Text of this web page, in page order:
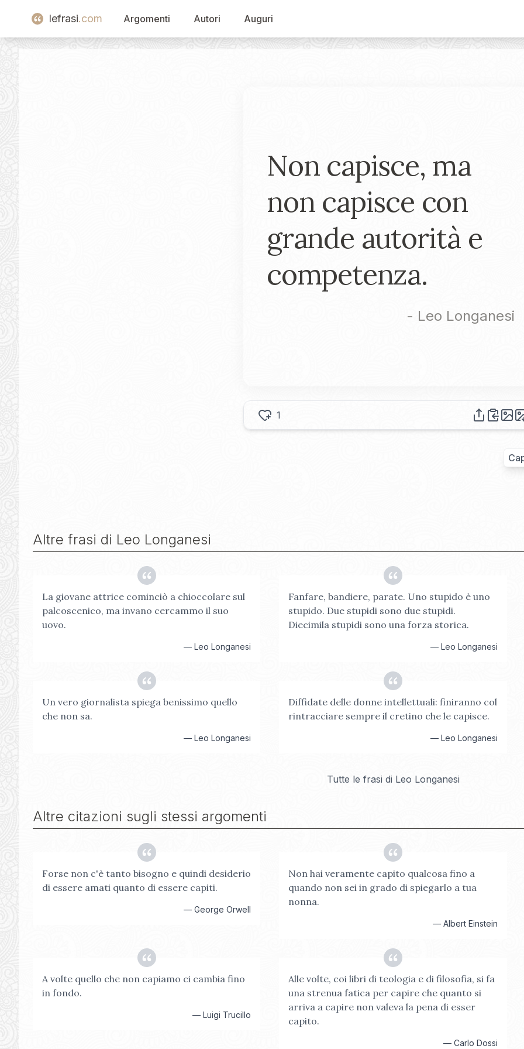
lefrasi.com Argomenti Autori Auguri
Non capisce, ma
non capisce con
grande autorità e
competenza.
- Leo Longanesi
1
Altre frasi di Leo Longanesi
La giovane attrice cominciò a chioccolare sul
palcoscenico, ma invano cercammo il suo
uovo.
—Leo Longanesi
Fanfare, bandiere, parate. Uno stupido è uno
stupido. Due stupidi sono due stupidi.
Diecimila stupidi sono una forza storica.
— Leo Longanesi
Un vero giornalista spiega benissimo quello
che non sa.
—Leo Longanesi
Diffidate delle donne intellettuali: finiranno col
rintracciare sempre il cretino che le capisce.
— Leo Longanesi
Tutte le frasi di Leo Longanesi
Altre citazioni sugli stessi argomenti
Forse non c'è tanto bisogno e quindi desiderio
di essere amati quanto di essere capiti.
—George Orwell
Non hai veramente capito qualcosa fino a
quando non sei in grado di spiegarlo a tua
nonna.
— Albert Einstein
A volte quello che non capiamo ci cambia fino
in fondo.
—Luigi Trucillo
Alle volte, coi libri di teologia e di filosofia, si fa
una strenua fatica per capire che quanto si
arriva a capire non valeva la pena di esser
capito.
— Carlo Dossi